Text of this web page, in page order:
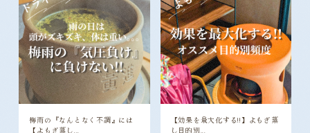
梅雨の『なんとなく不調』には
【よもぎ蒸し...
2026.06.24
【効果を最大化する!!】よもぎ蒸
し目的別...
2026.06.16